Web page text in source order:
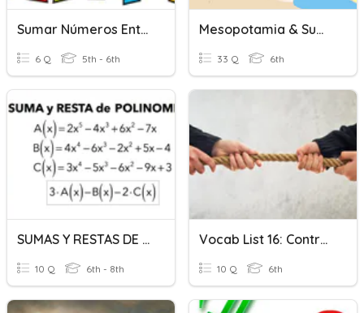
Sumar Números Enteros Y Decimales
6 Q 5th - 6th
Mesopotamia & Sumer (1,2)
33 Q 6th
SUMAS Y RESTAS DE MONOMIOS
10 Q 6th - 8th
Vocab List 16: Contra-/Anti-
10 Q 6th